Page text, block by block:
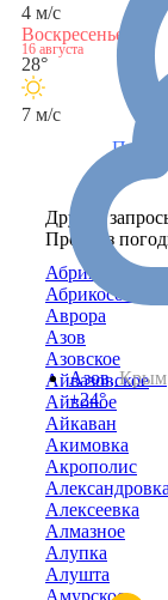
Азов,Крым
+24°
4 м/с
Воскресенье
16 августа
28°
7 м/с
Другие
Прогноз
Абрикосовка
Абрикосово
Аврора
Азов
Азовское
Айвазовское
Айвовое
Айкаван
Акимовка
Акрополис
Александровка
Алексеевка
Алмазное
Алупка
Алушта
Амурское